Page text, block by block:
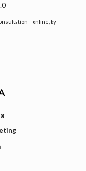
– online, by